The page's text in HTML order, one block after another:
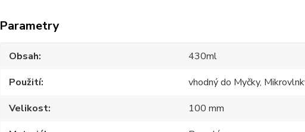
Parametry
Obsah
430ml
Použití
vhodný do Myčky,
Velikost
100 mm